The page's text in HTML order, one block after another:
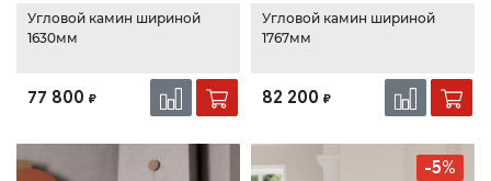
Угловой камин шириной
1630мм
77 800 ₽
Угловой камин шириной
1767мм
82 200 ₽
-5%